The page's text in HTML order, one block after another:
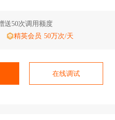
送50次调用额度
精英会员 50万次/天
在线调试